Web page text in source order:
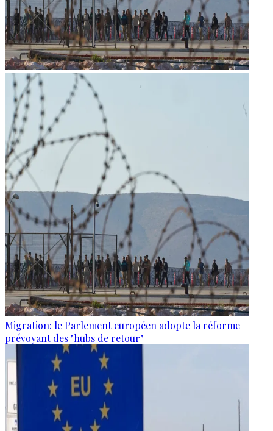
Migration: le Parlement européen adopte la réforme
prévoyant des "hubs de retour"